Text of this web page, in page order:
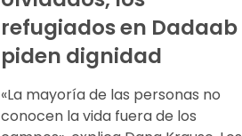
refugiados en Dadaab
piden dignidad
«La mayoría de las personas no
conocen la vida fuera de los